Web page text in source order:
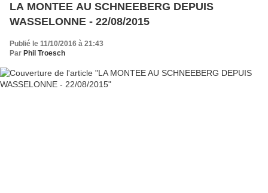
LA MONTEE AU SCHNEEBERG DEPUIS
WASSELONNE - 22/08/2015
Publié le 11/10/2016 à 21:43
Par Phil Troesch